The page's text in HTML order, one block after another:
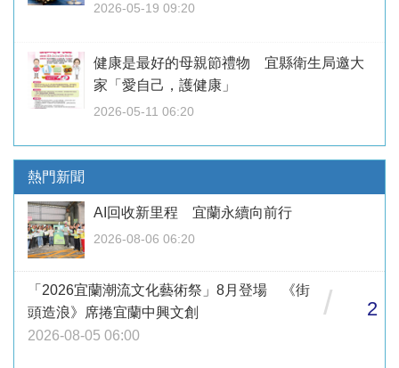
2026-05-19 09:20
健康是最好的母親節禮物 宜縣衛生局邀大
家「愛自己，護健康」
2026-05-11 06:20
熱門新聞
AI回收新里程 宜蘭永續向前行
2026-08-06 06:20
「2026宜蘭潮流文化藝術祭」8月登場 《街
頭造浪》席捲宜蘭中興文創
2026-08-05 06:00
/ 2